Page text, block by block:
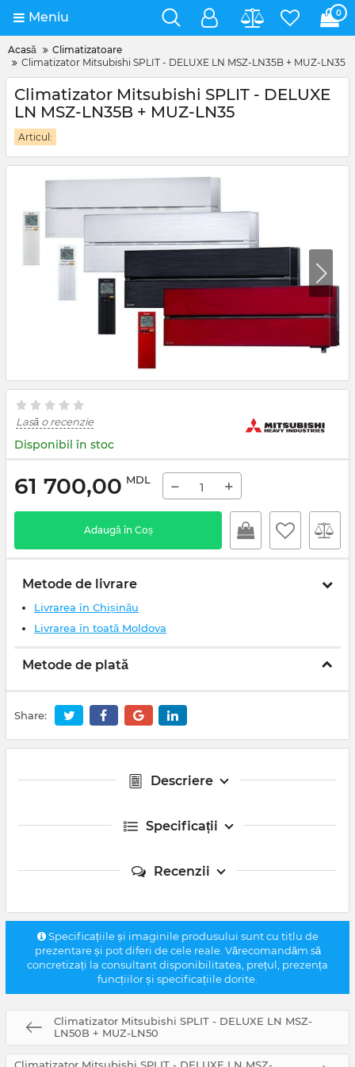
Meniu 0
Acasă
Climatizatoare
Climatizator Mitsubishi SPLIT - DELUXE LN MSZ-LN35B + MUZ-LN35
Climatizator Mitsubishi SPLIT - DELUXE
LN MSZ-LN35B + MUZ-LN35
Articul:
Lasă o recenzie
Disponibil în stoc
61 700,00 MDL − +
Adaugă în Coș
Metode de livrare
Livrarea în Chișinău
Livrarea în toată Moldova
Metode de plată
Share:
Descriere
Specificații
Recenzii
Specificațiile și imaginile produsului sunt cu titlu de
prezentare și pot diferi de cele reale. Vărecomandăm să
concretizați la consultant disponibilitatea, prețul, prezența
funcțiilor și specificațiile dorite.
Climatizator Mitsubishi SPLIT - DELUXE LN MSZ-
LN50B + MUZ-LN50